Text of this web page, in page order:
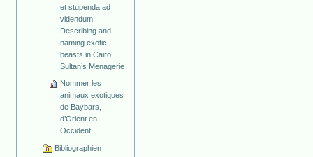
et stupenda ad
videndum.
Describing and
naming exotic
beasts in Cairo
Sultan’s Menagerie
Nommer les
animaux exotiques
de Baybars,
d’Orient en
Occident
Bibliographien